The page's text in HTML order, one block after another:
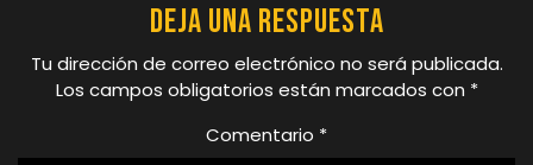
Deja una respuesta
Tu dirección de correo electrónico no será publicada.
Los campos obligatorios están marcados con *
Comentario *